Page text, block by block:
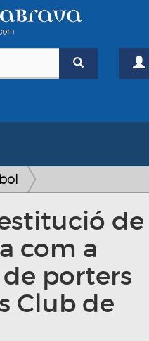
de
com a
porters
Club de